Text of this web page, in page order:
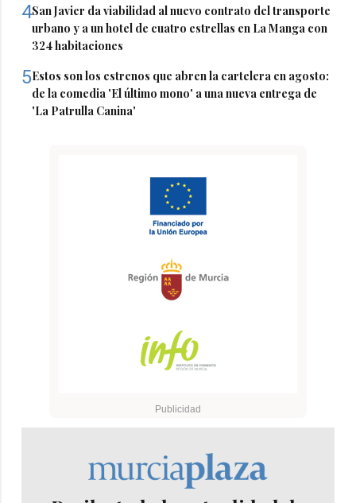
4San Javier da viabilidad al nuevo contrato del transporte
urbano y a un hotel de cuatro estrellas en La Manga con
324 habitaciones
5Estos son los estrenos que abren la cartelera en agosto:
de la comedia 'El último mono' a una nueva entrega de
'La Patrulla Canina'